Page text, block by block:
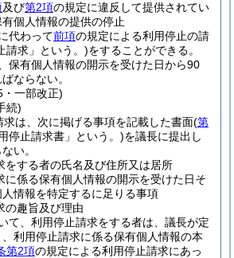
及び第2項の規定に違反して提供されてい
個人情報の提供の停止
代わって前項の規定による利用停止の請
請求」という。)をすることができる。
保有個人情報の開示を受けた日から90
ならない。
一部改正)
続)
求は、次に掲げる事項を記載した書面(第
停止請求書」という。)を議長に提出し
い。
をする者の氏名及び住所又は居所
に係る保有個人情報の開示を受けた日そ
情報を特定するに足りる事項
の趣旨及び理由
て、利用停止請求をする者は、議長が定
利用停止請求に係る保有個人情報の本
第2項の規定による利用停止請求にあっ